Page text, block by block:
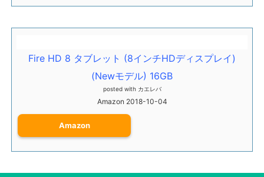
Fire HD 8 タブレット (8インチHDディスプレイ)
(Newモデル) 16GB
posted with カエレバ
Amazon 2018-10-04
Amazon